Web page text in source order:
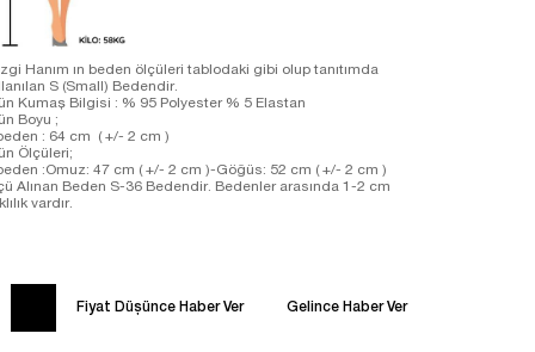
Hanım ın beden ölçüleri tablodaki gibi olup tanıtımda
S (Small) Bedendir.
Kumaş Bilgisi : % 95 Polyester % 5 Elastan
Boyu ;
: 64 cm ( +/- 2 cm )
Ölçüleri;
:Omuz: 47 cm ( +/- 2 cm )-Göğüs: 52 cm ( +/- 2 cm )
Alınan Beden S-36 Bedendir. Bedenler arasında 1-2 cm
vardır.
Fiyat Düşünce Haber Ver Gelince Haber Ver